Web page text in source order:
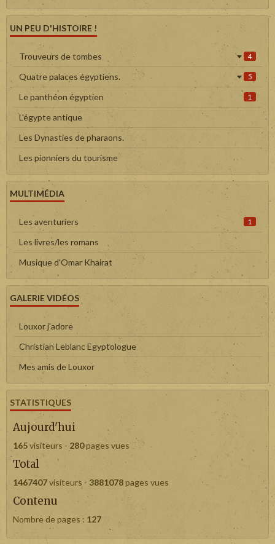
UN PEU D'HISTOIRE !
Trouveurs de tombes 4
Quatre palaces égyptiens. 5
Le panthéon égyptien 1
L'égypte antique
Les Dynasties de pharaons.
Les pionniers du tourisme
MULTIMÉDIA
Les aventuriers 1
Les livres/les romans
Musique d'Omar Khairat
GALERIE VIDÉOS
Louxor j'adore
Christian Leblanc Egyptologue
Mes amis de Louxor
STATISTIQUES
Aujourd'hui
165visiteurs - 280pages vues
Total
1467407visiteurs - 3881078pages vues
Contenu
Nombre de pages : 127